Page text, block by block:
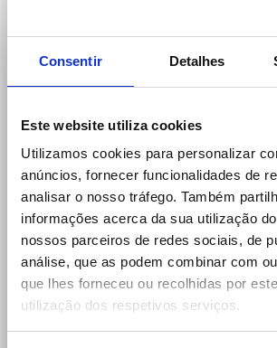
Consentir Detalhes
Este website utiliza cookies
Utilizamos cookies para personalizar
anúncios, fornecer funcionalidades de
analisar o nosso tráfego. Também
informações acerca da sua utilização
nossos parceiros de redes sociais, de
análise, que as podem combinar com
que lhes forneceu ou recolhidas por
utilização dos respetivos serviços.
HPP de
pasteurização
EMBALAGENS
Tabuleiros
alimentares
Filme
alimentar
CONSUMÍVEIS
Invólucros de
transferência